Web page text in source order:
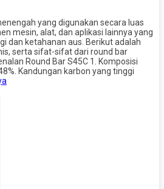
yang digunakan secara luas
mesin, alat, dan aplikasi lainnya yang
dan ketahanan aus. Berikut adalah
serta sifat-sifat dari round bar
Round Bar S45C 1. Komposisi
Kandungan karbon yang tinggi